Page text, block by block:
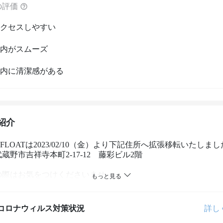
評価
セスしやすい
がスムーズ
に清潔感がある
介
は2023/02/10（金）より下記住所へ拡張移転いたしまし
野市吉祥寺本町2-17-12　藤彩ビル2階
際はお気をつけくださいませ。
ウイルス対策☆安全のため施術中のマスクをご用意いたしま
レイヤーカット、ウルフカット、ショートカットの支持率は
ロナウィルス対策状況 詳し